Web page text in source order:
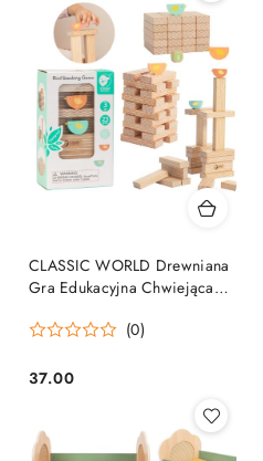
CLASSIC WORLD Drewniana
Gra Edukacyjna Chwiejąca
23el.
(0)
Cena:
37.00